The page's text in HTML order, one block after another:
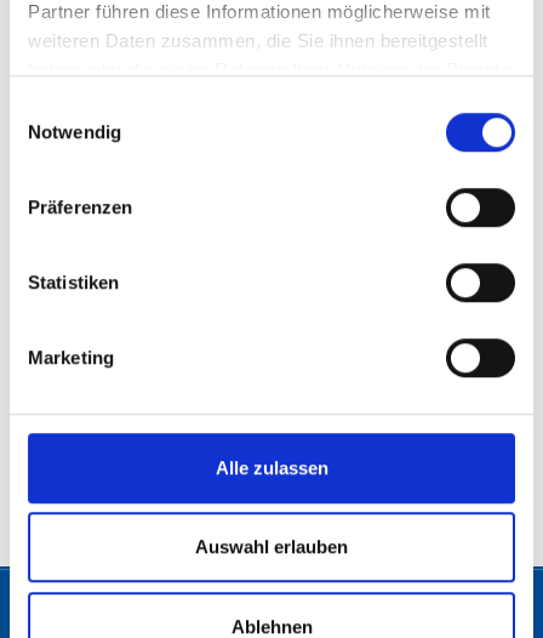
Partner führen diese Informationen möglicherweise mit
weiteren Daten zusammen, die Sie ihnen bereitgestellt
Notwendig
Präferenzen
Statistiken
Marketing
Alle zulassen
Auswahl erlauben
Ablehnen
© 2026 Freiheitliche Partei Österreichs. Alle Rechte vorbehalten.